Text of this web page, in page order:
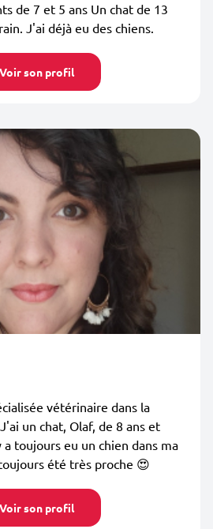
de 7 et 5 ans Un chat de 13
J'ai déjà eu des chiens.
Voir son profil
vétérinaire dans la
un chat, Olaf, de 8 ans et
toujours eu un chien dans ma
été très proche 😍
Voir son profil